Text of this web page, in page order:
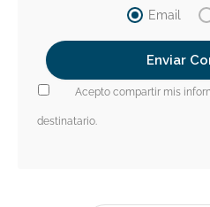
Email
Acepto compartir mis
destinatario.